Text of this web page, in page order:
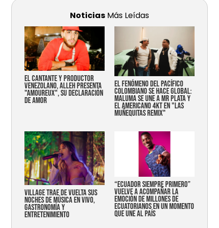
Noticias Más Leídas
EL CANTANTE Y PRODUCTOR
VENEZOLANO, ALLEH PRESENTA
"AMOUREUX", SU DECLARACIÓN
DE AMOR
EL FENÓMENO DEL PACÍFICO
COLOMBIANO SE HACE GLOBAL:
MALUMA SE UNE A MR PLATA Y
EL AMERICANO 4KT EN "LAS
MUÑEQUITAS REMIX"
Village trae de vuelta sus
noches de música en vivo,
gastronomía y
entretenimiento
“Ecuador siempre primero”
vuelve a acompañar la
emoción de millones de
ecuatorianos en un momento
que une al país